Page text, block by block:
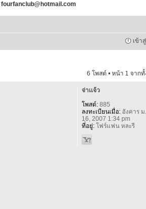
fourfanclub@hotmail.com
เข้า
6 โพสต์ • หน้า 1 จาก
จ่าเเจ้ว
โพสต์:885
ลงทะเบียนเมื่อ:อังคาร ม
16, 2007 1:34 pm
ที่อยู่:โฟร์แฟน หละรี